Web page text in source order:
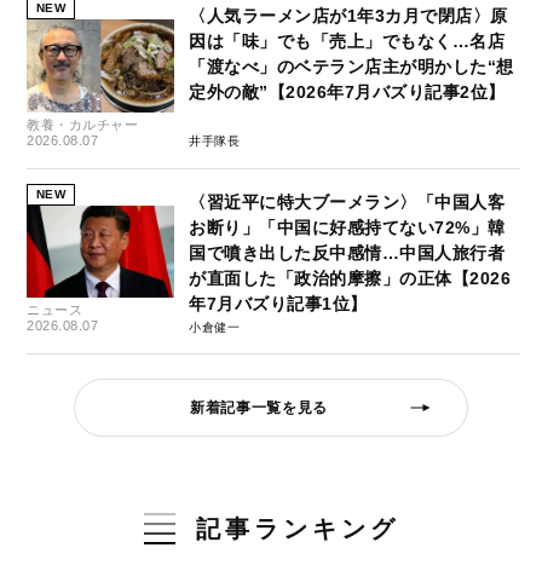
NEW
教養・カルチャー
2026.08.07
〈人気ラーメン店が1年3カ月で閉店〉原
因は「味」でも「売上」でもなく…名店
「渡なべ」のベテラン店主が明かした“想
定外の敵”【2026年7月バズり記事2位】
井手隊長
NEW
ニュース
2026.08.07
〈習近平に特大ブーメラン〉「中国人客
お断り」「中国に好感持てない72%」韓
国で噴き出した反中感情…中国人旅行者
が直面した「政治的摩擦」の正体【2026
年7月バズり記事1位】
小倉健一
新着記事一覧を見る
記事ランキング